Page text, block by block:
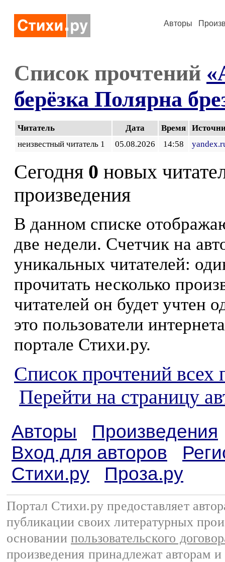
Авторы
Список прочтений
берёзка Полярна
Читатель Дата Время
неизвестный читатель 1
05.08.2026 14:58
Сегодня 0 новых
произведения
В данном списке
две недели. Счетчик на
уникальных читателей:
прочитать несколько
читателей он будет учтен
это пользователи
портале Стихи.ру.
Список прочтений всех
Перейти на страницу
Авторы
Произведения
Вход для авторов
Стихи.ру
Проза.ру
Портал Стихи.ру предоставляет
публикации своих литературных
основании пользовательского
произведения принадлежат авторам